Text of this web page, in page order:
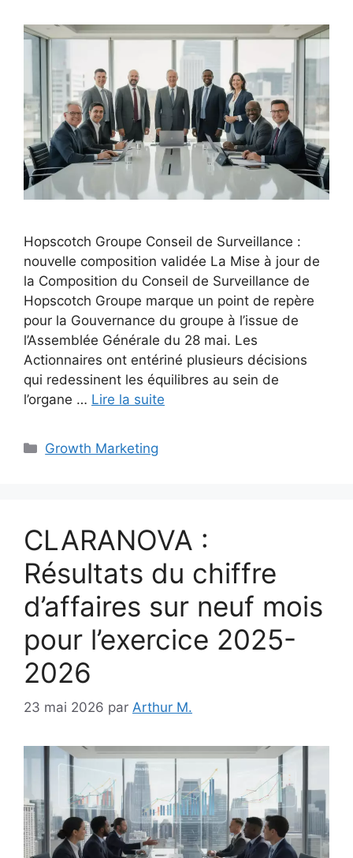
Hopscotch Groupe Conseil de Surveillance :
nouvelle composition validée La Mise à jour de
la Composition du Conseil de Surveillance de
Hopscotch Groupe marque un point de repère
pour la Gouvernance du groupe à l’issue de
l’Assemblée Générale du 28 mai. Les
Actionnaires ont entériné plusieurs décisions
qui redessinent les équilibres au sein de
l’organe … Lire la suite
Catégories
Growth Marketing
CLARANOVA :
Résultats du chiffre
d’affaires sur neuf mois
pour l’exercice 2025-
2026
23 mai 2026 par Arthur M.